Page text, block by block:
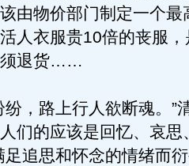
由物价部门制定一个最
人衣服贵10倍的丧服
须退货……
，路上行人欲断魂。”
们的应该是回忆、哀思
足追思和怀念的情绪而